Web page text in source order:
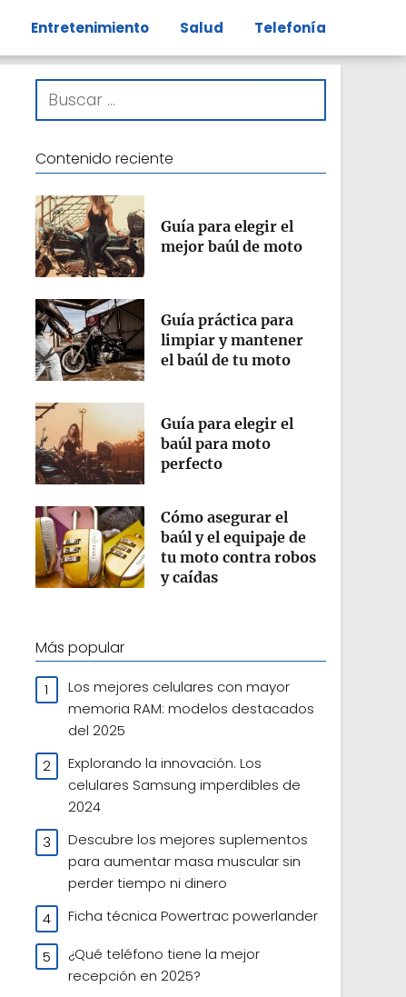
Entretenimiento Salud Telefonía
Contenido reciente
Guía para elegir el
mejor baúl de moto
Guía práctica para
limpiar y mantener
el baúl de tu moto
Guía para elegir el
baúl para moto
perfecto
Cómo asegurar el
baúl y el equipaje de
tu moto contra robos
y caídas
Más popular
Los mejores celulares con mayor
memoria RAM: modelos destacados
del 2025
Explorando la innovación. Los
celulares Samsung imperdibles de
2024
Descubre los mejores suplementos
para aumentar masa muscular sin
perder tiempo ni dinero
Ficha técnica Powertrac powerlander
¿Qué teléfono tiene la mejor
recepción en 2025?